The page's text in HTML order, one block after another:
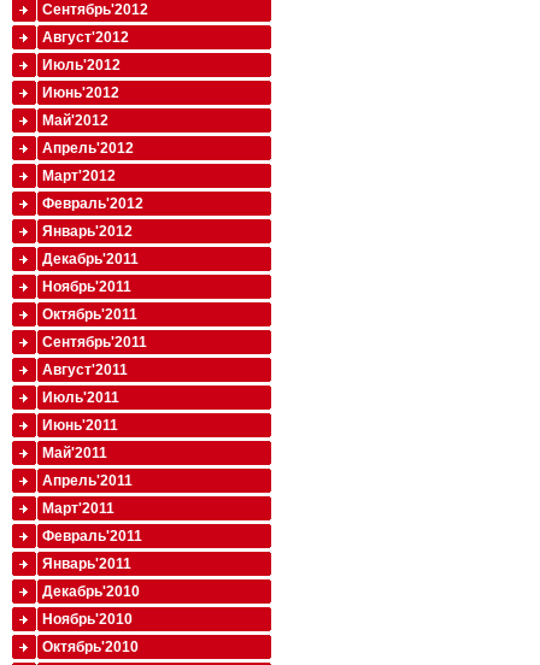
Сентябрь'2012
Август'2012
Июль'2012
Июнь'2012
Май'2012
Апрель'2012
Март'2012
Февраль'2012
Январь'2012
Декабрь'2011
Ноябрь'2011
Октябрь'2011
Сентябрь'2011
Август'2011
Июль'2011
Июнь'2011
Май'2011
Апрель'2011
Март'2011
Февраль'2011
Январь'2011
Декабрь'2010
Ноябрь'2010
Октябрь'2010